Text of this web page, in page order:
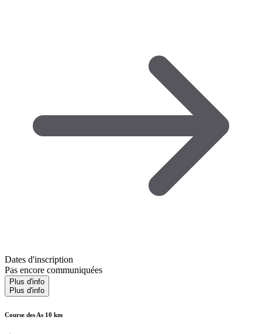
Dates d'inscription
Pas encore communiquées
Plus d'info
Plus d'info
Course des As 10 km